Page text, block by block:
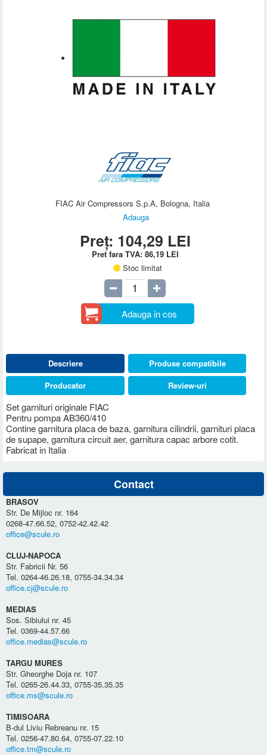
FIAC Air Compressors S.p.A, Bologna, Italia
Adauga
Preț: 104,29 LEI
Pret fara TVA: 86,19 LEI
Stoc limitat
Adauga in cos
Descriere
Set garnituri originale FIAC
Pentru pompa AB360/410
Contine garnitura placa de baza, garnitura cilindrii, garnituri placa
de supape, garnitura circuit aer, garnitura capac arbore cotit.
Fabricat in Italia
Produse compatibile
Producator
Review-uri
Contact
BRASOV
Str. De Mijloc nr. 164
0268-47.66.52, 0752-42.42.42
office@scule.ro
CLUJ-NAPOCA
Str. Fabricii Nr. 56
Tel. 0264-46.26.18, 0755-34.34.34
office.cj@scule.ro
MEDIAS
Sos. Sibiului nr. 45
Tel. 0369-44.57.66
office.medias@scule.ro
TARGU MURES
Str. Gheorghe Doja nr. 107
Tel. 0265-26.44.33, 0755-35.35.35
office.ms@scule.ro
TIMISOARA
B-dul Liviu Rebreanu nr. 15
Tel. 0256-47.80.64, 0755-07.22.10
office.tm@scule.ro